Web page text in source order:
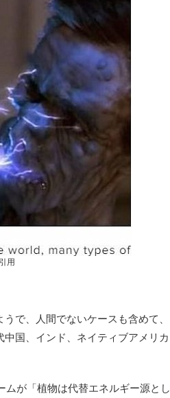
用
で、人間でないケースも含めて、
国、インド、ネイティブアメリカ
が「植物は代替エネルギー源とし